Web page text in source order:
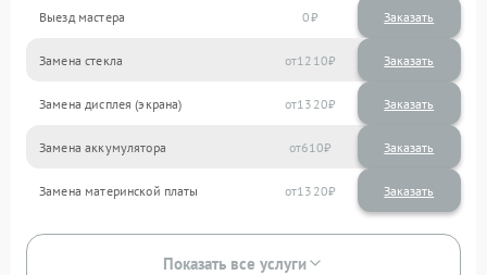
Выезд мастера 0 Заказать
Замена стекла 1210
Замена дисплея (экрана) 1320
Замена аккумулятора 610
Замена материнской платы 1320
Показать все услуги